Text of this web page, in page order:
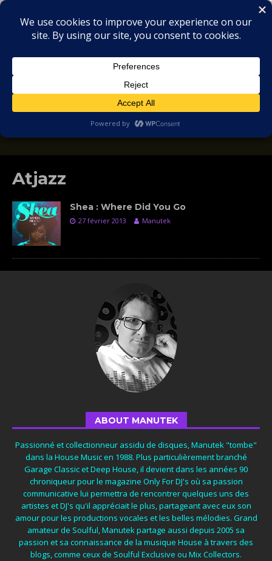
MIX
COLLECTORS
SOULFUL, DEEP HOUSE & GARAGE - MUSIC
Atjazz
Shea : Where Did You Go
27 février 2013 Manutek
ABOUT MANUTEK
Passionné et collectionneur assidu de disques, Manutek "tombe"
dans la House Music en 1988. Plus particulièrement branché
Garage Classic et Deep House, il devient dans les années 90
chroniqueur pour le magazine Only For DJ's où sa passion
communicative lui permettra de rencontrer quelques uns des
artistes et DJ's qu'il appréciait le plus, partageant avec eux son
amour pour les productions vocales et les belles mélodies. Grand
amateur de Soulful, Manutek partage aussi depuis 2005 sa
passion et sa connaissance de la musique House à travers des
blogs, comme ceux de Soulful Exclusive ou Mix Collectors.